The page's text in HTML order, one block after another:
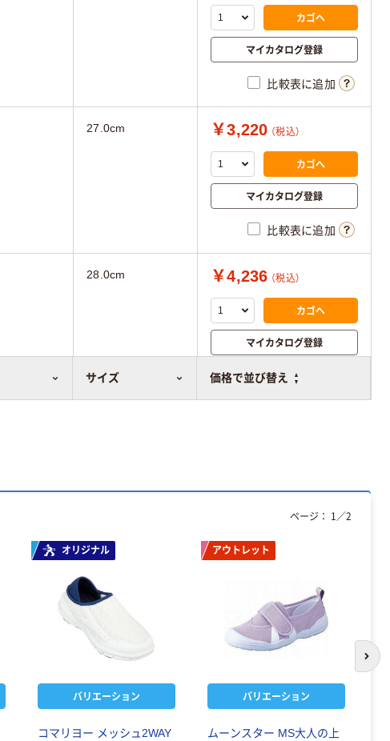
サイズ 価格で並び替え
カゴへ
マイカタログ登録
比較表に追加
27.0cm ￥3,220 （税込）
カゴへ
マイカタログ登録
比較表に追加
28.0cm ￥4,236 （税込）
カゴへ
マイカタログ登録
比較表に追加
オリジナル
バリエーション
コマリヨー メッシュ2WAY
アウトレット
バリエーション
ムーンスター MS大人の上
ページ： 1 ／2
次